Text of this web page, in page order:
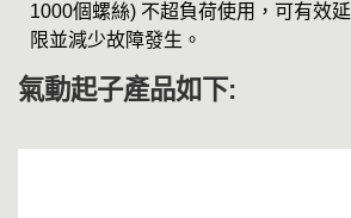
1000個螺絲) 不超負荷使用，可有效
限並減少故障發生。
氣動起子產品如下: